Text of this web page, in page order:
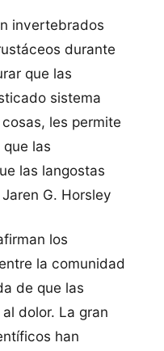
invertebrados
durante
que las
sistema
les permite
las
las langostas
G. Horsley
los
la comunidad
de que las
dolor. La gran
han